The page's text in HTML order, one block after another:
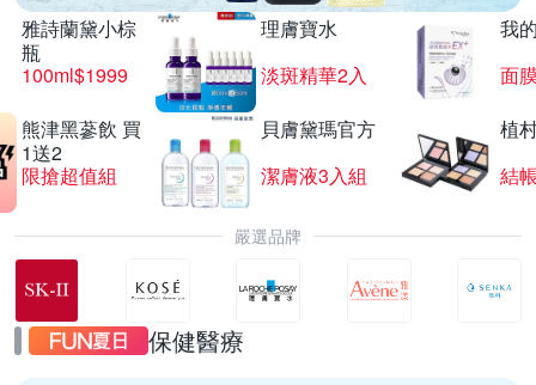
雅詩蘭黛小棕
瓶
100ml$1999
理膚寶水
淡斑精華2入
我
面
熊津黑蔘飲 買
1送2
限搶超值組
貝膚黛瑪官方
潔膚液3入組
植
結
嚴選品牌
保健醫療